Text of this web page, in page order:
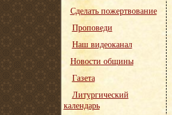
Сделать пожертвование
Проповеди
Наш видеоканал
Новости общины
Газета
Литургический
календарь